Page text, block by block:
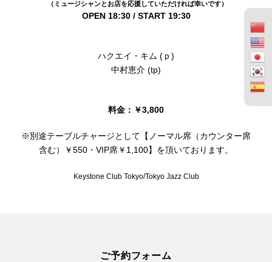
OPEN 18:30 / START 19:30
ハクエイ・キム (ｐ)
中村恵介 (tp)
料金：￥3,800
※別途テーブルチャージとして【ノーマル席（カウンター席
含む）￥550・VIP席￥1,100】を頂いております。
Keystone Club Tokyo/Tokyo Jazz Club
ご予約フォーム